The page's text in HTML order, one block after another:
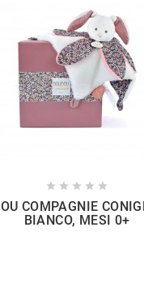
    
COMPAGNIE
BIANCO, MESI 0+